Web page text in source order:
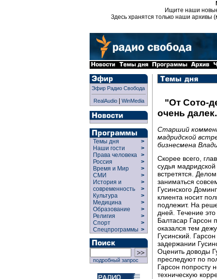
Ищите наши
Здесь хранятся только наши архивы
Эфир Радио Свобода
RealAudio| WinMedia
Темы дня
>
Наши гости
>
Права человека >
Россия
>
Время и Мир
>
СМИ
>
История и
современность
>
>
Культура
>
Медицина
>
Образование
>
Религия
>
Спорт
>
Спецпрограммы >
подробный запрос
"От Сото-
очень
Старший
мадридской
бизнесмена
Скорее всего,
судья
встретятся.
заниматься
Гусинского
клиента носит
подлежит. На
дней. Течение
Балтасар Гарсон
оказался тем
Гусинский.
задержании
Оценить доводы
преследуют по
Гарсон попросту
техническую